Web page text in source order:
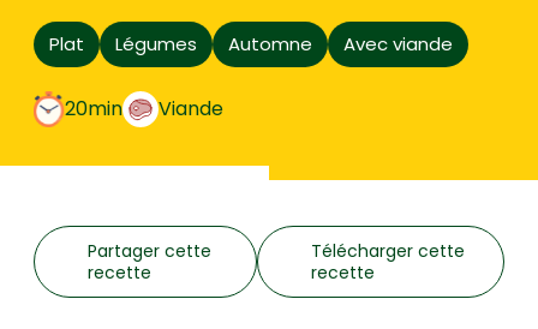
Plat Légumes Automne Avec viande
20min Viande
Partager cette
recette
Télécharger cette
recette